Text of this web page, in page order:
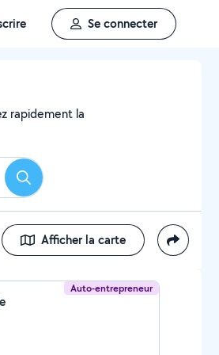
Se connecter
rapidement la
Rechercher
Afficher la carte
Auto-entrepreneur